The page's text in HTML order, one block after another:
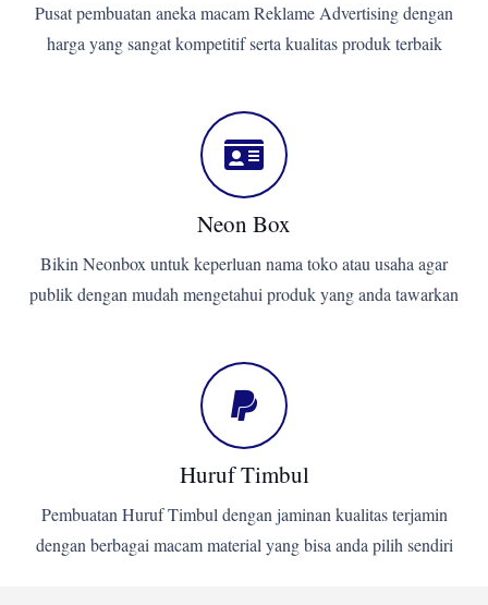
Pusat pembuatan aneka macam Reklame Advertising dengan
harga yang sangat kompetitif serta kualitas produk terbaik
Neon Box
Bikin Neonbox untuk keperluan nama toko atau usaha agar
publik dengan mudah mengetahui produk yang anda tawarkan
Huruf Timbul
Pembuatan Huruf Timbul dengan jaminan kualitas terjamin
dengan berbagai macam material yang bisa anda pilih sendiri